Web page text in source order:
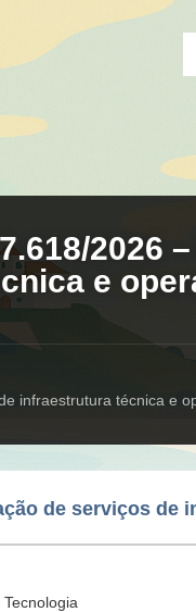
2026
e
infraestrutura técnica e
de serviços de